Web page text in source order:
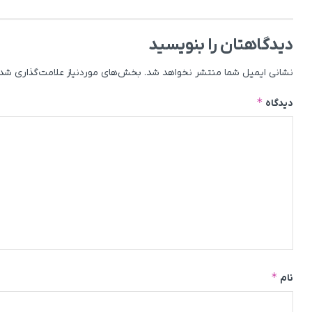
دیدگاهتان را بنویسید
نشانی ایمیل شما منتشر نخواهد شد. بخش‌های موردنیاز علامت‌گذاری
دیدگاه *
نام *